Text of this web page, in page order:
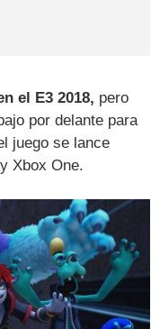
el E3 2018, pero
por delante para
juego se lance
Xbox One.